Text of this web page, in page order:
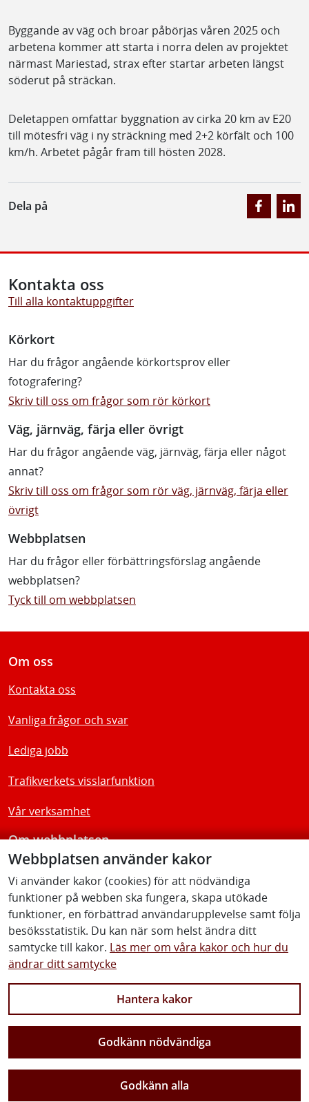
Byggande av väg och broar påbörjas våren 2025 och
arbetena kommer att starta i norra delen av projektet
närmast Mariestad, strax efter startar arbeten längst
söderut på sträckan.
Deletappen omfattar byggnation av cirka 20 km av E20
till mötesfri väg i ny sträckning med 2+2 körfält och 100
km/h. Arbetet pågår fram till hösten 2028.
Dela på
Webbplatsen använder kakor
Vi använder kakor (cookies) för att nödvändiga
funktioner på webben ska fungera, skapa utökade
funktioner, en förbättrad användarupplevelse samt följa
besöksstatistik. Du kan när som helst ändra ditt
samtycke till kakor. Läs mer om våra kakor och hur du
ändrar ditt samtycke
Hantera kakor
Godkänn nödvändiga
Godkänn alla
Kontakta oss
Till alla kontaktuppgifter
Körkort
Har du frågor angående körkortsprov eller
fotografering?
Skriv till oss om frågor som rör körkort
Väg, järnväg, färja eller övrigt
Har du frågor angående väg, järnväg, färja eller något
annat?
Skriv till oss om frågor som rör väg, järnväg, färja eller
övrigt
Webbplatsen
Har du frågor eller förbättringsförslag angående
webbplatsen?
Tyck till om webbplatsen
Vi gör Sverige närmare
Om oss
Kontakta oss
Vanliga frågor och svar
Lediga jobb
Trafikverkets visslarfunktion
Vår verksamhet
Om webbplatsen
Tillgänglighetsredogörelse
Följ oss
Facebook Youtube